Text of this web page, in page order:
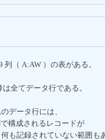
（ A:AW ）の表がある。
全てデータ行である。
データ行には、
構成されるレコードが
も記録されていない範囲も